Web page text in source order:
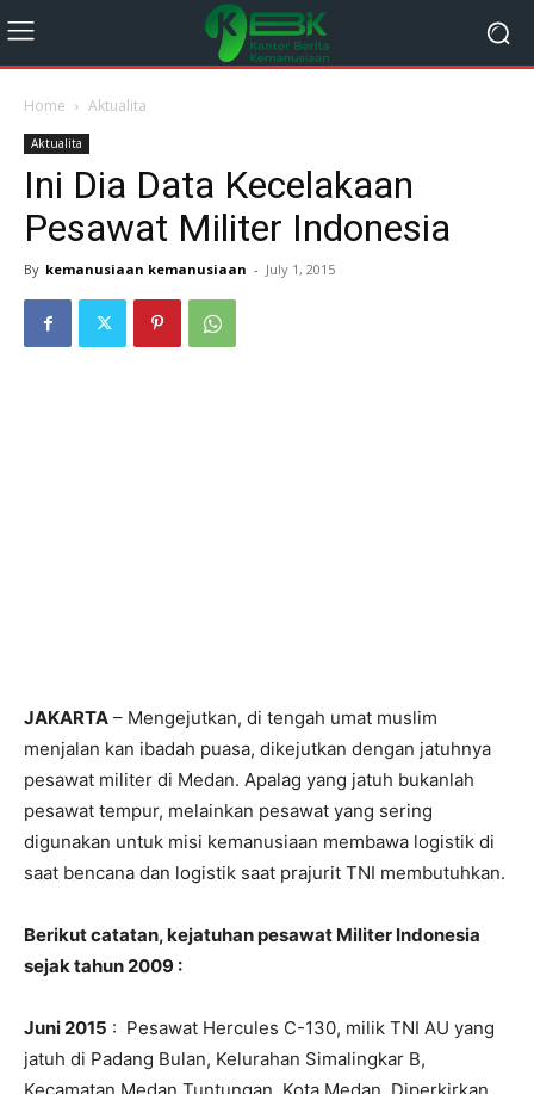
Home Aktualita
Aktualita
Ini Dia Data Kecelakaan
Pesawat Militer Indonesia
By kemanusiaan kemanusiaan - July 1, 2015
JAKARTA – Mengejutkan, di tengah umat muslim
menjalan kan ibadah puasa, dikejutkan dengan jatuhnya
pesawat militer di Medan. Apalag yang jatuh bukanlah
pesawat tempur, melainkan pesawat yang sering
digunakan untuk misi kemanusiaan membawa logistik di
saat bencana dan logistik saat prajurit TNI membutuhkan.
Berikut catatan, kejatuhan pesawat Militer Indonesia
sejak tahun 2009 :
Juni 2015 : Pesawat Hercules C-130, milik TNI AU yang
jatuh di Padang Bulan, Kelurahan Simalingkar B,